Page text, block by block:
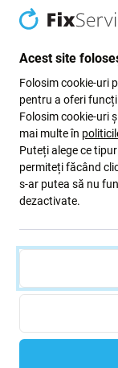
ne proteja
ne adaptăm
Acest site
Folosim cookie-uri
pentru a oferi
Folosim cookie-uri
mai multe în
Puteți alege ce
permiteți făcând
s-ar putea să nu
dezactivate.